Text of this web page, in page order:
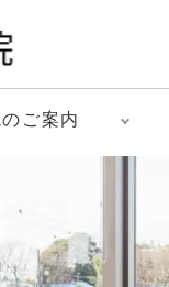
ご案内